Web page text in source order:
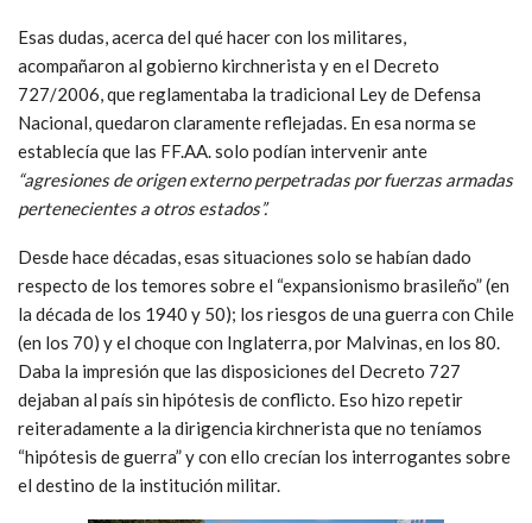
Esas dudas, acerca del qué hacer con los militares,
acompañaron al gobierno kirchnerista y en el Decreto
727/2006, que reglamentaba la tradicional Ley de Defensa
Nacional, quedaron claramente reflejadas. En esa norma se
establecía que las FF.AA. solo podían intervenir ante
“agresiones de origen externo perpetradas por fuerzas armadas
pertenecientes a otros estados”.
Desde hace décadas, esas situaciones solo se habían dado
respecto de los temores sobre el “expansionismo brasileño” (en
la década de los 1940 y 50); los riesgos de una guerra con Chile
(en los 70) y el choque con Inglaterra, por Malvinas, en los 80.
Daba la impresión que las disposiciones del Decreto 727
dejaban al país sin hipótesis de conflicto. Eso hizo repetir
reiteradamente a la dirigencia kirchnerista que no teníamos
“hipótesis de guerra” y con ello crecían los interrogantes sobre
el destino de la institución militar.